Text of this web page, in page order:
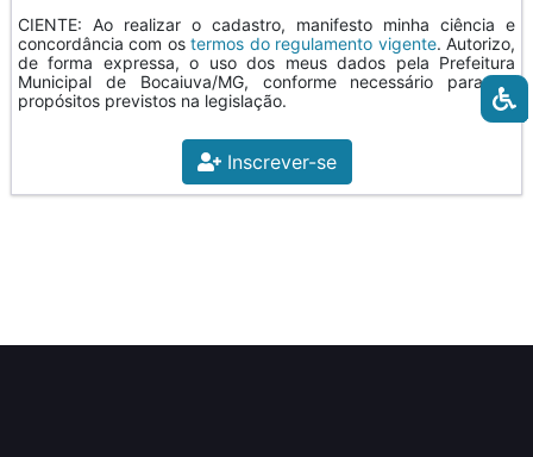
CIENTE: Ao realizar o cadastro, manifesto minha ciência e
concordância com ostermos do regulamento vigente. Autorizo,
de forma expressa, o uso dos meus dados pela Prefeitura
Municipal de Bocaiuva/MG, conforme necessário para os
propósitos previstos na legislação.
Inscrever-se